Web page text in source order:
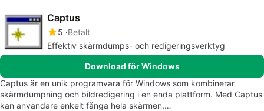
Captus
5 Betalt
Effektiv skärmdumps- och redigeringsverktyg
Download för Windows
Captus är en unik programvara för Windows som kombinerar
skärmdumpning och bildredigering i en enda plattform. Med Captus
kan användare enkelt fånga hela skärmen,…